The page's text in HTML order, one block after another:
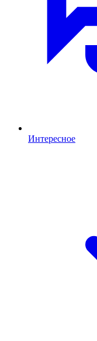
Интересное